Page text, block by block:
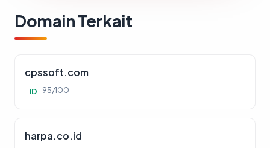
Domain Terkait
cpssoft.com
ID 95/100
harpa.co.id